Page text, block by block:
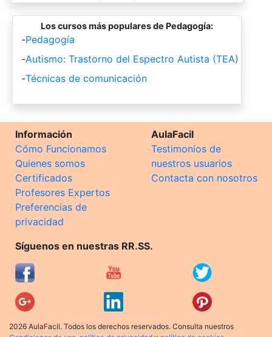
Los cursos más populares de Pedagogía:
-Pedagogía
-Autismo: Trastorno del Espectro Autista (TEA)
-Técnicas de comunicación
Información
Cómo Funcionamos
Quienes somos
Certificados
Profesores Expertos
Preferencias de
privacidad
AulaFacil
Testimonios de
nuestros usuarios
Contacta con nosotros
Síguenos en nuestras RR.SS.
2026 AulaFacil. Todos los derechos reservados. Consulta nuestros